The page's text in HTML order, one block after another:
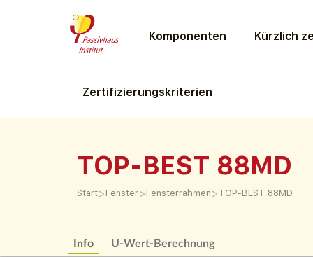
Komponenten Kürzlich
Zertifizierungs­kriterien
TOP-BEST 88MD
Start> Fenster> Fensterrahmen > TOP-BEST 88MD
Info U-Wert-Berechnung